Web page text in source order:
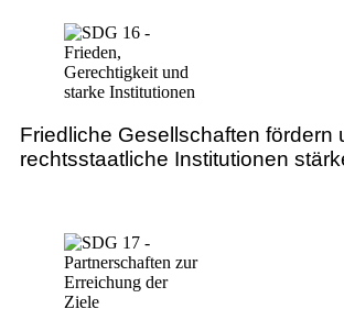
Friedliche Gesellschaften fördern
rechtsstaatliche Institutionen